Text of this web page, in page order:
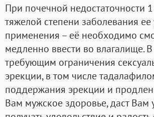
При почечной недостаточности
тяжелой степени заболевания
применения – её необходимо
медленно ввести во влагалище.
требующим ограничения
эрекции, в том числе
поддержания эрекции и
Вам мужское здоровье, даст Вам